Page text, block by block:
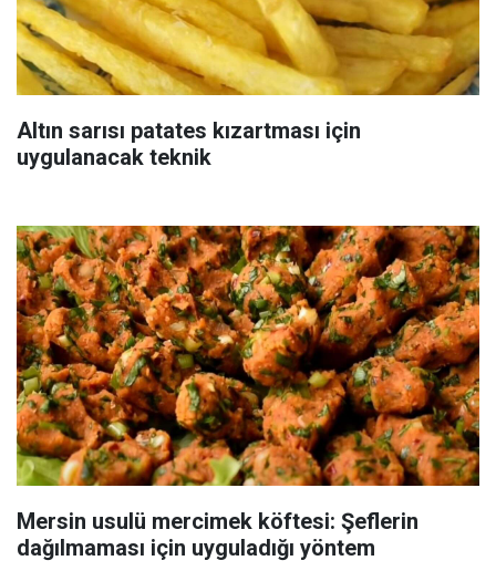
Altın sarısı patates kızartması için
uygulanacak teknik
Mersin usulü mercimek köftesi: Şeflerin
dağılmaması için uyguladığı yöntem